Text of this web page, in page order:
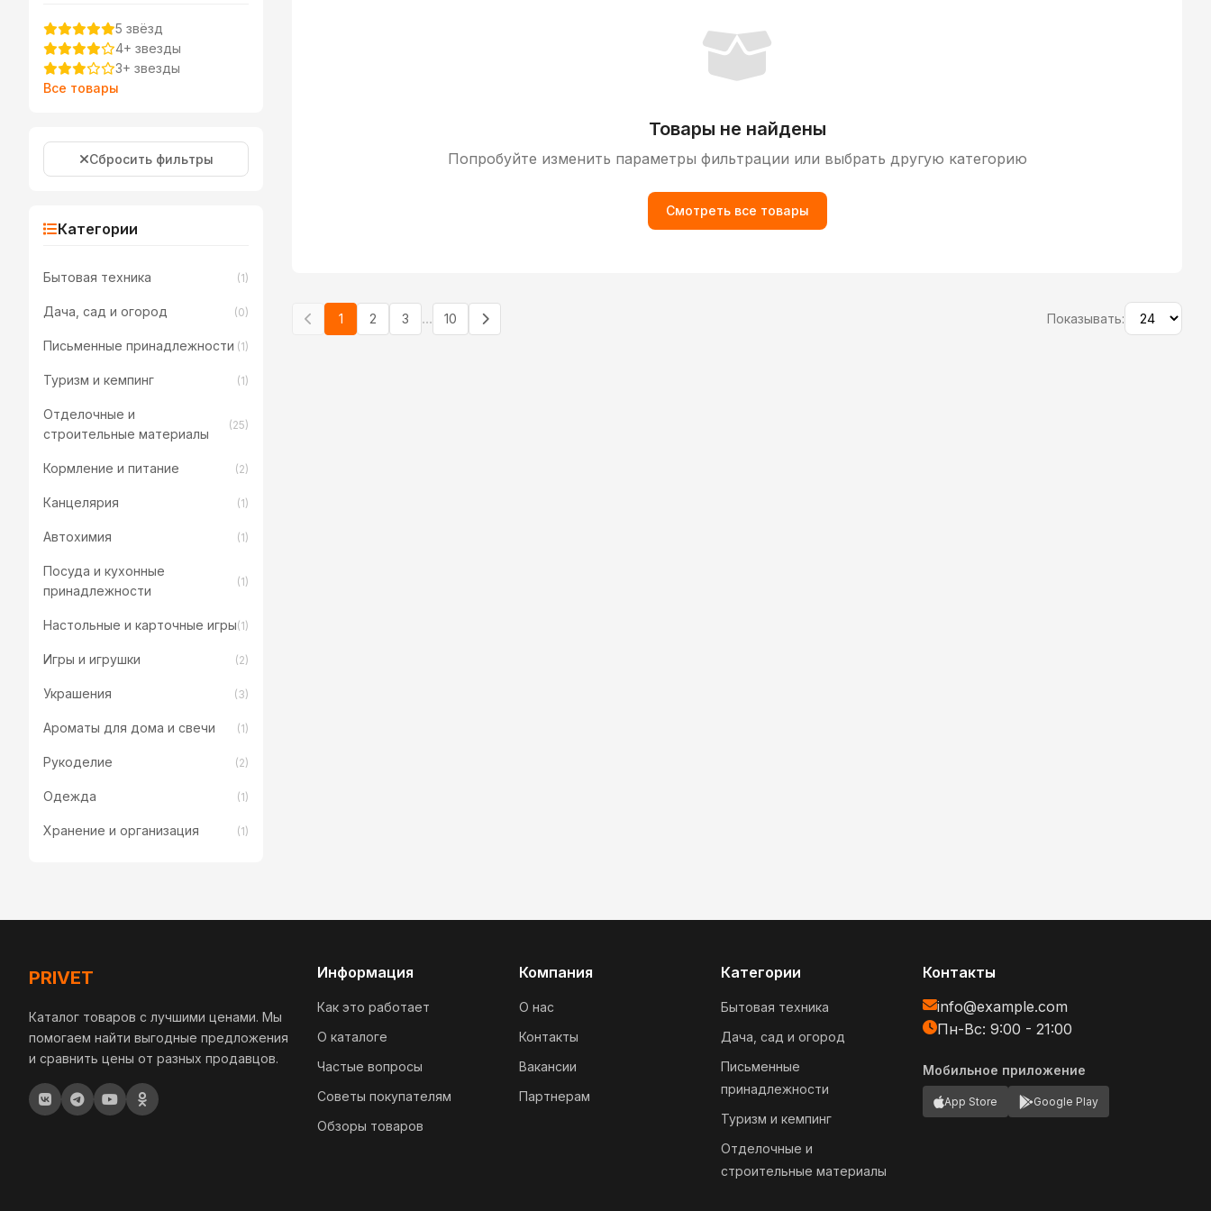
5 звёзд
4+ звезды
3+ звезды
Все товары
Сбросить фильтры
Категории
Бытовая техника (1)
Дача, сад и огород (0)
Письменные принадлежности (1)
Туризм и кемпинг (1)
Отделочные и
строительные материалы
(25)
Кормление и питание (2)
Канцелярия (1)
Автохимия (1)
Посуда и кухонные
принадлежности
(1)
Настольные и карточные игры(1)
Игры и игрушки (2)
Украшения (3)
Ароматы для дома и свечи (1)
Рукоделие (2)
Одежда (1)
Хранение и организация (1)
Товары не найдены
Попробуйте изменить параметры фильтрации или выбрать другую категорию
Смотреть все товары
1 2 3 ... 10 Показывать:
PRIVET
Каталог товаров с лучшими ценами. Мы
помогаем найти выгодные предложения
и сравнить цены от разных продавцов.
Информация
Как это работает
О каталоге
Частые вопросы
Советы покупателям
Обзоры товаров
Компания
О нас
Контакты
Вакансии
Партнерам
Категории
Бытовая техника
Дача, сад и огород
Письменные
принадлежности
Туризм и кемпинг
Отделочные и
строительные материалы
Контакты
info@example.com
Пн-Вс: 9:00 - 21:00
Мобильное приложение
App Store Google Play